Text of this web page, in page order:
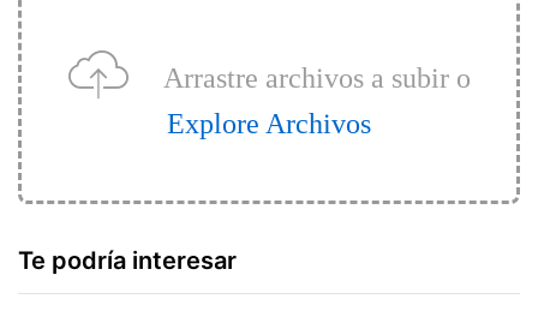
Arrastre archivos a subir o
Explore Archivos
Te podría interesar